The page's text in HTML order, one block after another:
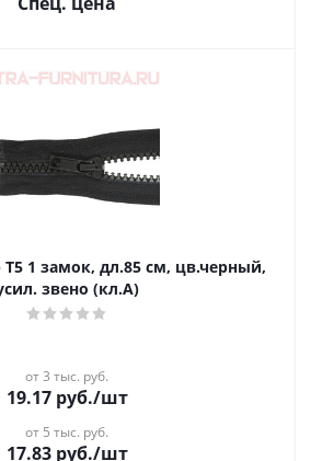
1 замок, дл.85 см, цв.черный,
звено (кл.А)
от 3 тыс. руб.
19.17руб./шт
от 5 тыс. руб.
17.83руб./шт